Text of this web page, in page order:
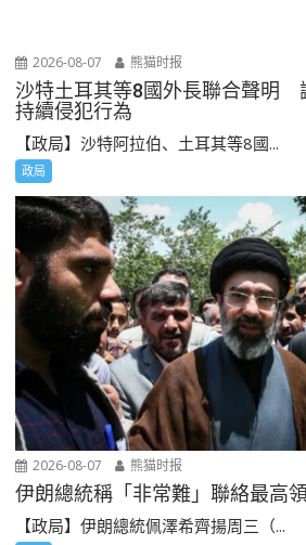
2026-08-07 熊猫时报
沙特土耳其等8國外長聯合聲明
持續侵犯行為
【政局】沙特阿拉伯、土耳其等8國...
政局
2026-08-07 熊猫时报
伊朗總統稱「非常難」聯絡最高
【政局】伊朗總統佩澤希齊揚周三（...